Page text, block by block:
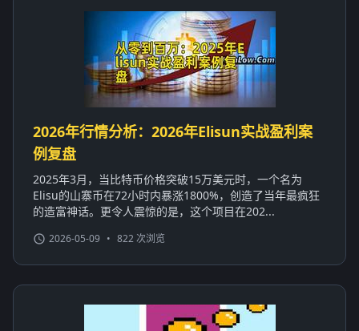
2026年行情分析：2026年Elisun实战盈利案
例复盘
2025年3月，当比特币价格突破15万美元时，一个名为
Elisu的山寨币在72小时内暴涨1800%，创造了当年最疯狂
的造富神话。更令人震惊的是，这个项目在202...
2026-05-09 • 822 次浏览